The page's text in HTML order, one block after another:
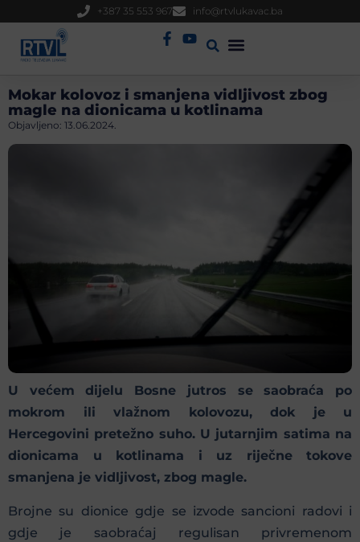
+387 35 553 967 info@rtvlukavac.ba
Mokar kolovoz i smanjena vidljivost zbog
magle na dionicama u kotlinama
Objavljeno: 13.06.2024.
U većem dijelu Bosne jutros se saobraća po
mokrom ili vlažnom kolovozu, dok je u
Hercegovini pretežno suho. U jutarnjim satima na
dionicama u kotlinama i uz riječne tokove
smanjena je vidljivost, zbog magle.
Brojne su dionice gdje se izvode sancioni radovi i
gdje je saobraćaj regulisan privremenom